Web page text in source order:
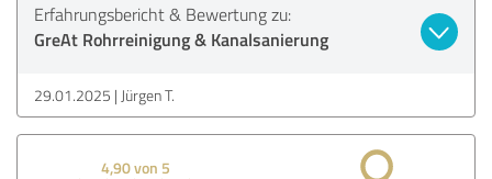
Erfahrungsbericht & Bewertung zu:
GreAt Rohrreinigung & Kanalsanierung
29.01.2025 Jürgen T.
4,90 von 5